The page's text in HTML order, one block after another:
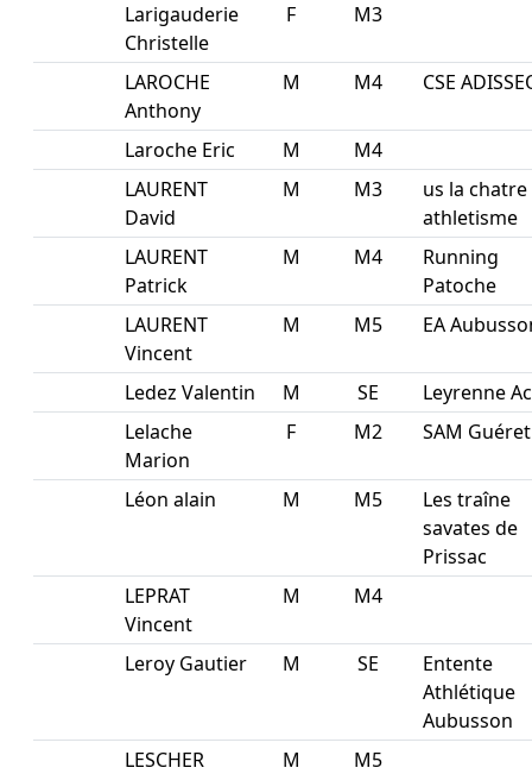
Larigauderie
Christelle
F M3
LAROCHE
Anthony
M M4 CSE
Laroche Eric M
M4
LAURENT
David
M M3
us la chatre
athletisme
LAURENT
Patrick
M M4
Running
Patoche
LAURENT
Vincent
M M5 EA
Ledez Valentin M SE
Leyrenne Ac
Lelache
Marion
F M2 SAM Guéret
Léon alain M M5
Les traîne
savates de
Prissac
LEPRAT
Vincent
M M4
Leroy Gautier M SE
Entente
Athlétique
Aubusson
LESCHER
M M5